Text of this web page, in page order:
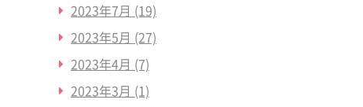
2023年7月 (19)
2023年5月 (27)
2023年4月 (7)
2023年3月 (1)